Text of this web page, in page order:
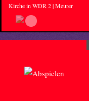
Kirche in WDR 2 | Meurer